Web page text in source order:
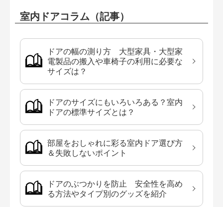
室内ドアコラム（記事）
ドアの幅の測り方 大型家具・大型家
電製品の搬入や車椅子の利用に必要な
サイズは？
ドアのサイズにもいろいろある？室内
ドアの標準サイズとは？
部屋をおしゃれに彩る室内ドア選び方
＆失敗しないポイント
ドアのぶつかりを防止 安全性を高め
る方法やタイプ別のグッズを紹介